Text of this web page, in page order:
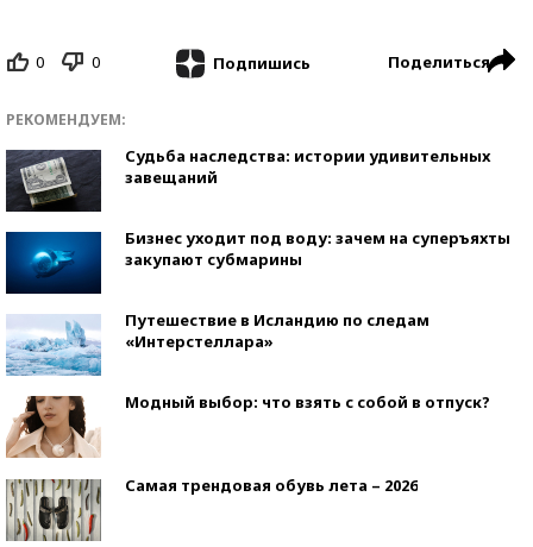
0 0 Подпишись Поделиться
РЕКОМЕНДУЕМ:
Судьба наследства: истории удивительных
завещаний
Бизнес уходит под воду: зачем на суперъяхты
закупают субмарины
Путешествие в Исландию по следам
«Интерстеллара»
Модный выбор: что взять с собой в отпуск?
Самая трендовая обувь лета – 2026